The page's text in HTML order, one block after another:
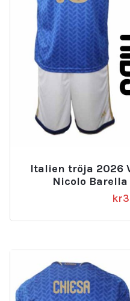
Italien tröja 2026
Nicolo
kr